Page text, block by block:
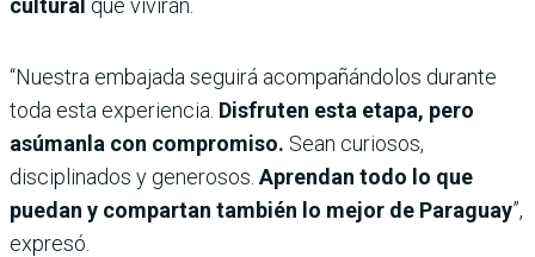
cultural que vivirán.
“Nuestra embajada seguirá acompañándolos durante
toda esta experiencia. Disfruten esta etapa, pero
asúmanla con compromiso. Sean curiosos,
disciplinados y generosos. Aprendan todo lo que
puedan y compartan también lo mejor de Paraguay”,
expresó.